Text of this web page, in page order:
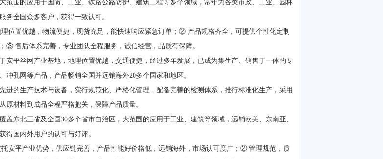
围的应用于国防、工业、铁路公路防护、建筑工程等多个领域，常年为各类市政、工业、园林
务全国众多客户，获得一致认可。
置优越，物流便捷，现货充足，能快速响应紧急订单；② 产品规格齐全，可提供个性化定制
③ 售后体系完善，专业团队全程服务，诚信经营，品质有保障。
平丝网产业基地，地理位置优越，交通便捷，经过多年发展，已成为集生产、销售于一体的专
冲孔网等产品，产品畅销全国并远销海外20多个国家和地区。
的生产技术与设备，实行规范化、严格化管理，配备完善的检测体系，推行标准化生产，采用
原材料到成品全程严格把关，保障产品质量。
东北三省及全国30多个省市自治区，大范围的应用于工业、建筑等领域，远销欧美、东南亚、
得国内外用户的认可与好评。
平产业优势，供应链完善，产品性能好价格低，远销海外，市场认可度广；② 管理规范，质